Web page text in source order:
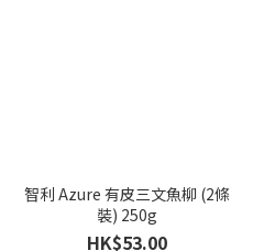
智利 Azure 有皮三文魚柳 (2條
裝) 250g
HK$53.00